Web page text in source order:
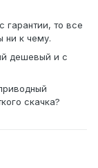
то все
ни к чему.
дешевый и с
скачка?